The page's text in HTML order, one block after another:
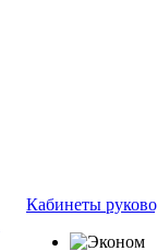
Кабинеты